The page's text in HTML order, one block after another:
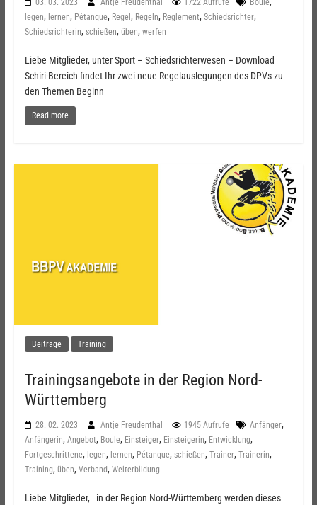
03. 03. 2023 Antje Freudenthal 1722 Aufrufe Boule
legen, lernen, Pétanque, Regel , Regeln, Reglement, Schiedsrichter,
Schiedsrichterin, schießen, üben, werfen
Liebe Mitglieder, unter Sport – Schiedsrichterwesen – Download
Schiri-Bereich findet Ihr zwei neue Regelauslegungen des DPVs zu
den Themen Beginn
Read more
Beiträge Training
Trainingsangebote in der Region Nord-
Württemberg
28. 02. 2023 Antje Freudenthal 1945 Aufrufe Anfänger,
Anfängerin, Angebot, Boule, Einsteiger, Einsteigerin, Entwicklung,
Fortgeschrittene, legen, lernen, Pétanque, schießen, Trainer, Trainerin,
Training, üben, Verband, Weiterbildung
Liebe Mitglieder, in der Region Nord-Württemberg werden dieses